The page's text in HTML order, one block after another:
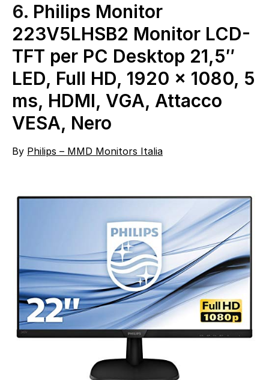
6. Philips Monitor
223V5LHSB2 Monitor LCD-
TFT per PC Desktop 21,5″
LED, Full HD, 1920 x 1080, 5
ms, HDMI, VGA, Attacco
VESA, Nero
By Philips – MMD Monitors Italia